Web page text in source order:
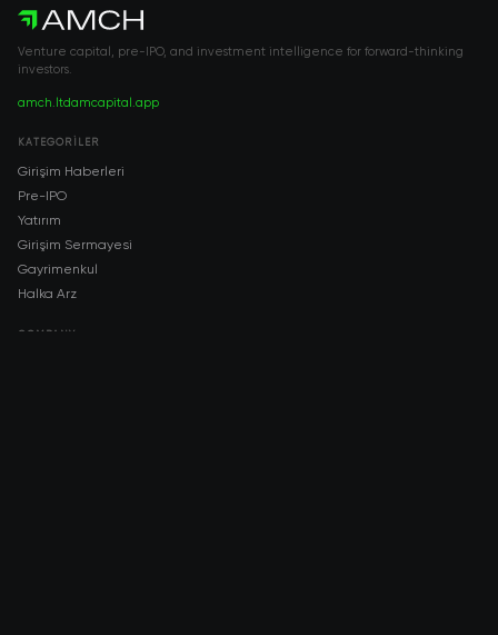
Venture capital, pre-IPO, and investment intelligence for forward-thinking
investors.
amch.ltdamcapital.app
KATEGORILER
Girişim Haberleri
Pre-IPO
Yatırım
Girişim Sermayesi
Gayrimenkul
Halka Arz
COMPANY